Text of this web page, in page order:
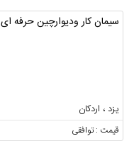
سیمان کار ودیوارچین حرفه ای
یزد ، اردکان
قیمت : توافقی